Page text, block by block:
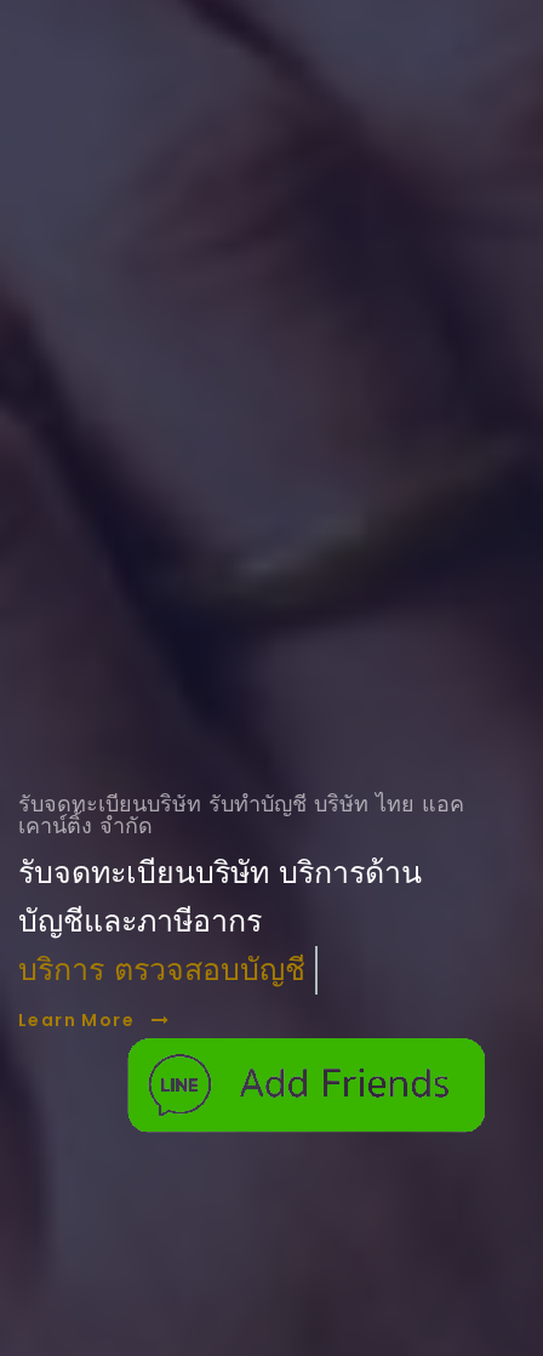
รับจดทะเบียนบริษัท รับทําบัญชี บริษัท ไทย แอค
เคาน์ติ้ง จำกัด
รับจดทะเบียนบริษัท บริการด้าน
บัญชีและภาษีอากร
บริการ ตรวจสอบบัญชี
Learn More